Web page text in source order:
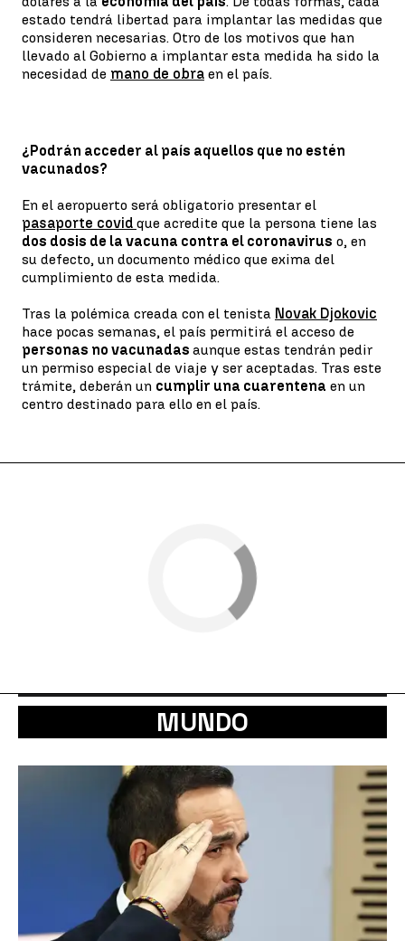
estado tendrá libertad para implantar las medidas que
consideren necesarias. Otro de los motivos que han
llevado al Gobierno a implantar esta medida ha sido la
necesidad de mano de obra en el país.
¿Podrán acceder al país aquellos que no estén
vacunados?
En el aeropuerto será obligatorio presentar el
pasaporte covid que acredite que la persona tiene las
dos dosis de la vacuna contra el coronavirus o, en
su defecto, un documento médico que exima del
cumplimiento de esta medida.
Tras la polémica creada con el tenista Novak Djokovic
hace pocas semanas, el país permitirá el acceso de
personas no vacunadas aunque estas tendrán pedir
un permiso especial de viaje y ser aceptadas. Tras este
trámite, deberán un cumplir una cuarentena en un
centro destinado para ello en el país.
MUNDO